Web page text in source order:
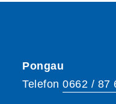
Pongau
Telefon 0662 / 87